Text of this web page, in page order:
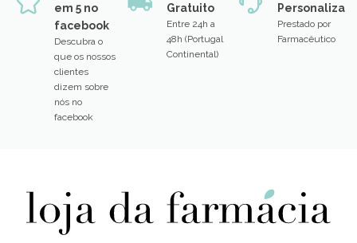
em 5 no
facebook
Descubra o
que os nossos
clientes
dizem sobre
nós no
facebook
Gratuito
Entre 24h a
48h (Portugal
Continental)
Prestado por
Farmacêutico